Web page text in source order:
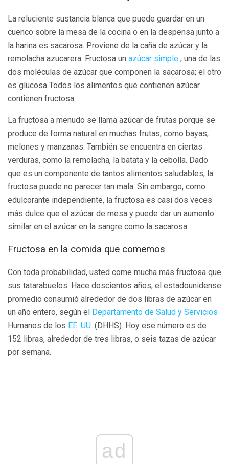
La reluciente sustancia blanca que puede guardar en un
cuenco sobre la mesa de la cocina o en la despensa junto a
la harina es sacarosa. Proviene de la caña de azúcar y la
remolacha azucarera. Fructosa un azúcar simple , una de las
dos moléculas de azúcar que componen la sacarosa; el otro
es glucosa Todos los alimentos que contienen azúcar
contienen fructosa.
La fructosa a menudo se llama azúcar de frutas porque se
produce de forma natural en muchas frutas, como bayas,
melones y manzanas. También se encuentra en ciertas
verduras, como la remolacha, la batata y la cebolla. Dado
que es un componente de tantos alimentos saludables, la
fructosa puede no parecer tan mala. Sin embargo, como
edulcorante independiente, la fructosa es casi dos veces
más dulce que el azúcar de mesa y puede dar un aumento
similar en el azúcar en la sangre como la sacarosa.
Fructosa en la comida que comemos
Con toda probabilidad, usted come mucha más fructosa que
sus tatarabuelos. Hace doscientos años, el estadounidense
promedio consumió alrededor de dos libras de azúcar en
un año entero, según el Departamento de Salud y Servicios
Humanos de los EE. UU. (DHHS). Hoy ese número es de
152 libras, alrededor de tres libras, o seis tazas de azúcar
por semana.
ad